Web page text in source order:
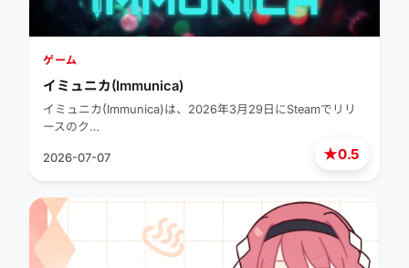
★0.5
ゲーム
イミュニカ(Immunica)
イミュニカ(Immunica)は、2026年3月29日にSteamでリリ
ースのク…
2026-07-07